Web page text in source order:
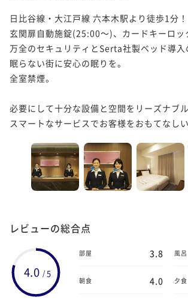
日比谷線・大江戸線 六本木駅より徒歩1分！
玄関扉自動施錠(25:00～)、カードキーロッ
万全のセキュリティとSerta社製ベッド導入
眠らない街に安心の眠りを。
全室禁煙。
必要にして十分な設備と空間をリーズナブル
スマートなサービスでお客様をおもてなしい
レビューの総合点
4.0 /5
部屋 3.8 風呂
朝食 4.0 夕食